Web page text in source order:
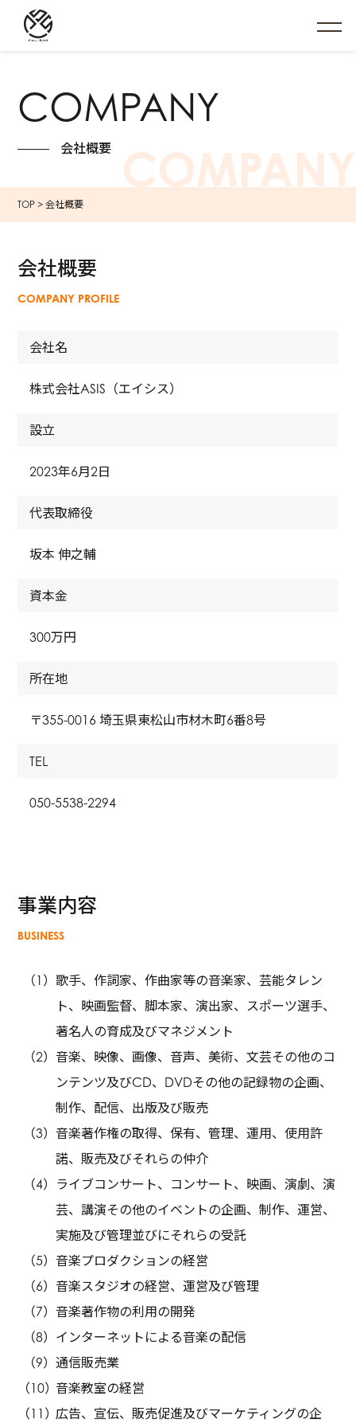
COMPANY
会社概要 COMPANY
TOP >会社概要
会社概要
COMPANY PROFILE
会社名
株式会社ASIS（エイシス）
設立
2023年6月2日
代表取締役
坂本 伸之輔
資本金
300万円
所在地
〒355-0016 埼玉県東松山市材木町6番8号
TEL
050-5538-2294
事業内容
BUSINESS
歌手、作詞家、作曲家等の音楽家、芸能タレン
ト、映画監督、脚本家、演出家、スポーツ選手、
著名人の育成及びマネジメント
音楽、映像、画像、音声、美術、文芸その他のコ
ンテンツ及びCD、DVDその他の記録物の企画、
制作、配信、出版及び販売
音楽著作権の取得、保有、管理、運用、使用許
諾、販売及びそれらの仲介
ライブコンサート、コンサート、映画、演劇、演
芸、講演その他のイベントの企画、制作、運営、
実施及び管理並びにそれらの受託
音楽プロダクションの経営
音楽スタジオの経営、運営及び管理
音楽著作物の利用の開発
インターネットによる音楽の配信
通信販売業
音楽教室の経営
広告、宣伝、販売促進及びマーケティングの企